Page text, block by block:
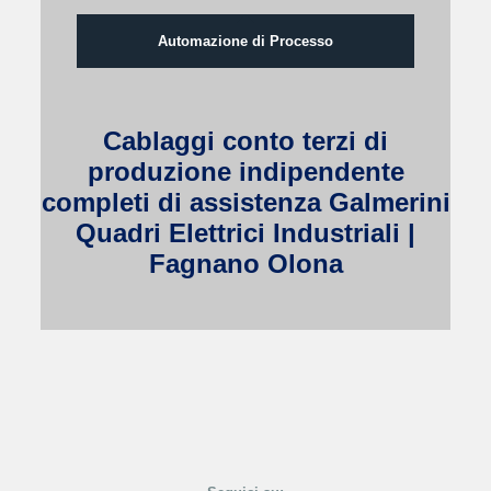
Automazione di Processo
Cablaggi conto terzi di
produzione indipendente
completi di assistenza Galmerini
Quadri Elettrici Industriali |
Fagnano Olona